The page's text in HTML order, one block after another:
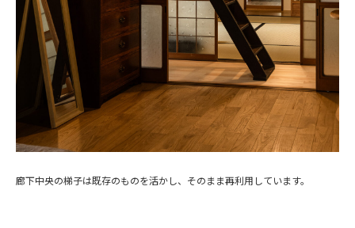
廊下中央の梯子は既存のものを活かし、そのまま再利用しています。